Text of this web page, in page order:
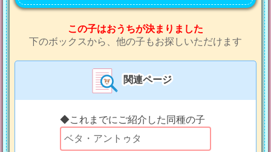
この子はおうちが決まりました
下のボックスから、他の子もお探しいただけます
関連ページ
◆これまでにご紹介した同種の子